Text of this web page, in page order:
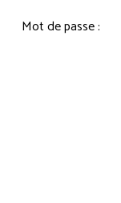
Mot de passe :